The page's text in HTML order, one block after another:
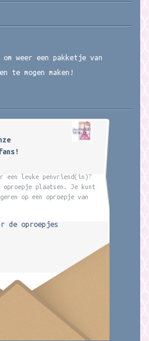
weer een pakketje van
te mogen maken!
een leuke penvriend(in)?
plaatsen. Je kunt
op een oproepje van
de oproepjes